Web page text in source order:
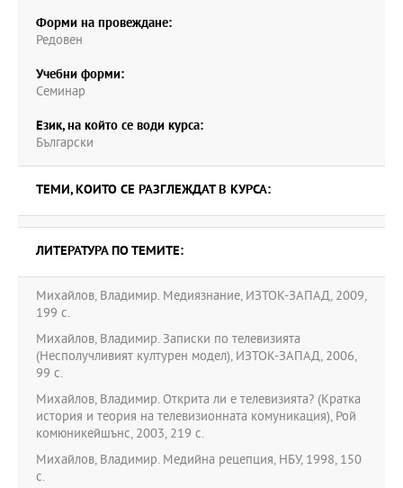
Форми на провеждане:
Редовен
Учебни форми:
Семинар
Език, на който се води курса:
Български
ТЕМИ, КОИТО СЕ РАЗГЛЕЖДАТ В КУРСА:
ЛИТЕРАТУРА ПО ТЕМИТЕ:
Михайлов, Владимир. Медиязнание, ИЗТОК-ЗАПАД, 2009,
199 с.
Михайлов, Владимир. Записки по телевизията
(Несполучливият културен модел), ИЗТОК-ЗАПАД, 2006,
99 с.
Михайлов, Владимир. Открита ли е телевизията? (Кратка
история и теория на телевизионната комуникация), Рой
комюникейшънс, 2003, 219 с.
Михайлов, Владимир. Медийна рецепция, НБУ, 1998, 150
с.